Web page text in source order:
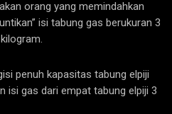
orang yang memindahkan
isi tabung gas berukuran 3
penuh kapasitas tabung elpiji
isi gas dari empat tabung elpiji 3